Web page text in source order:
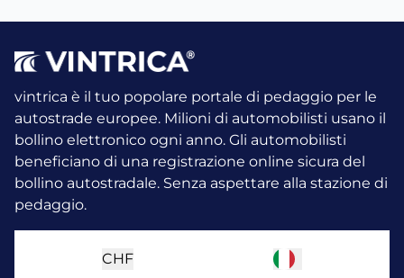
vintrica è il tuo popolare portale di pedaggio per le
autostrade europee. Milioni di automobilisti usano il
bollino elettronico ogni anno. Gli automobilisti
beneficiano di una registrazione online sicura del
bollino autostradale. Senza aspettare alla stazione di
pedaggio.
CHF